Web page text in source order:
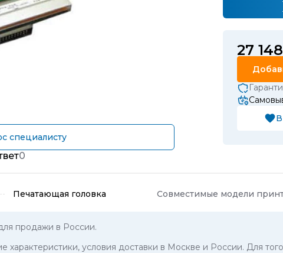
специалисту
27
0
Печатающая головка Совместимые модели
продажи в России.
характеристики, условия доставки в Москве и России. Для